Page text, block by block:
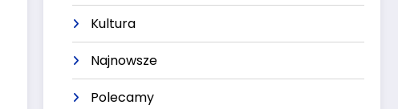
Kultura
Najnowsze
Polecamy